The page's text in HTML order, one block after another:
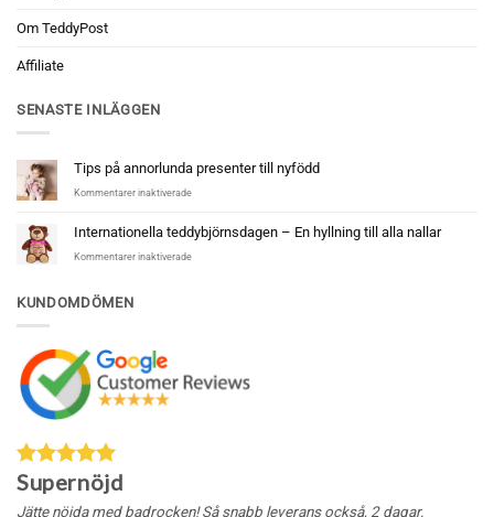
Om TeddyPost
Affiliate
SENASTE INLÄGGEN
Tips på annorlunda presenter till nyfödd
Kommentarer inaktiveradeför
på
annorlunda
presenter
Internationella teddybjörnsdagen – En hyllning till alla nallar
Kommentarer inaktiveradeför
nallar
KUNDOMDÖMEN
Supernöjd
Jätte nöjda med badrocken! Så snabb leverans också, 2 dagar.